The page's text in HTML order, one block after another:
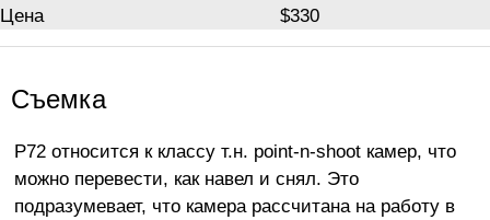
Цена
$330
Съемка
P72 относится к классу т.н. point-n-shoot камер, что
можно перевести, как навел и снял. Это
подразумевает, что камера рассчитана на работу в